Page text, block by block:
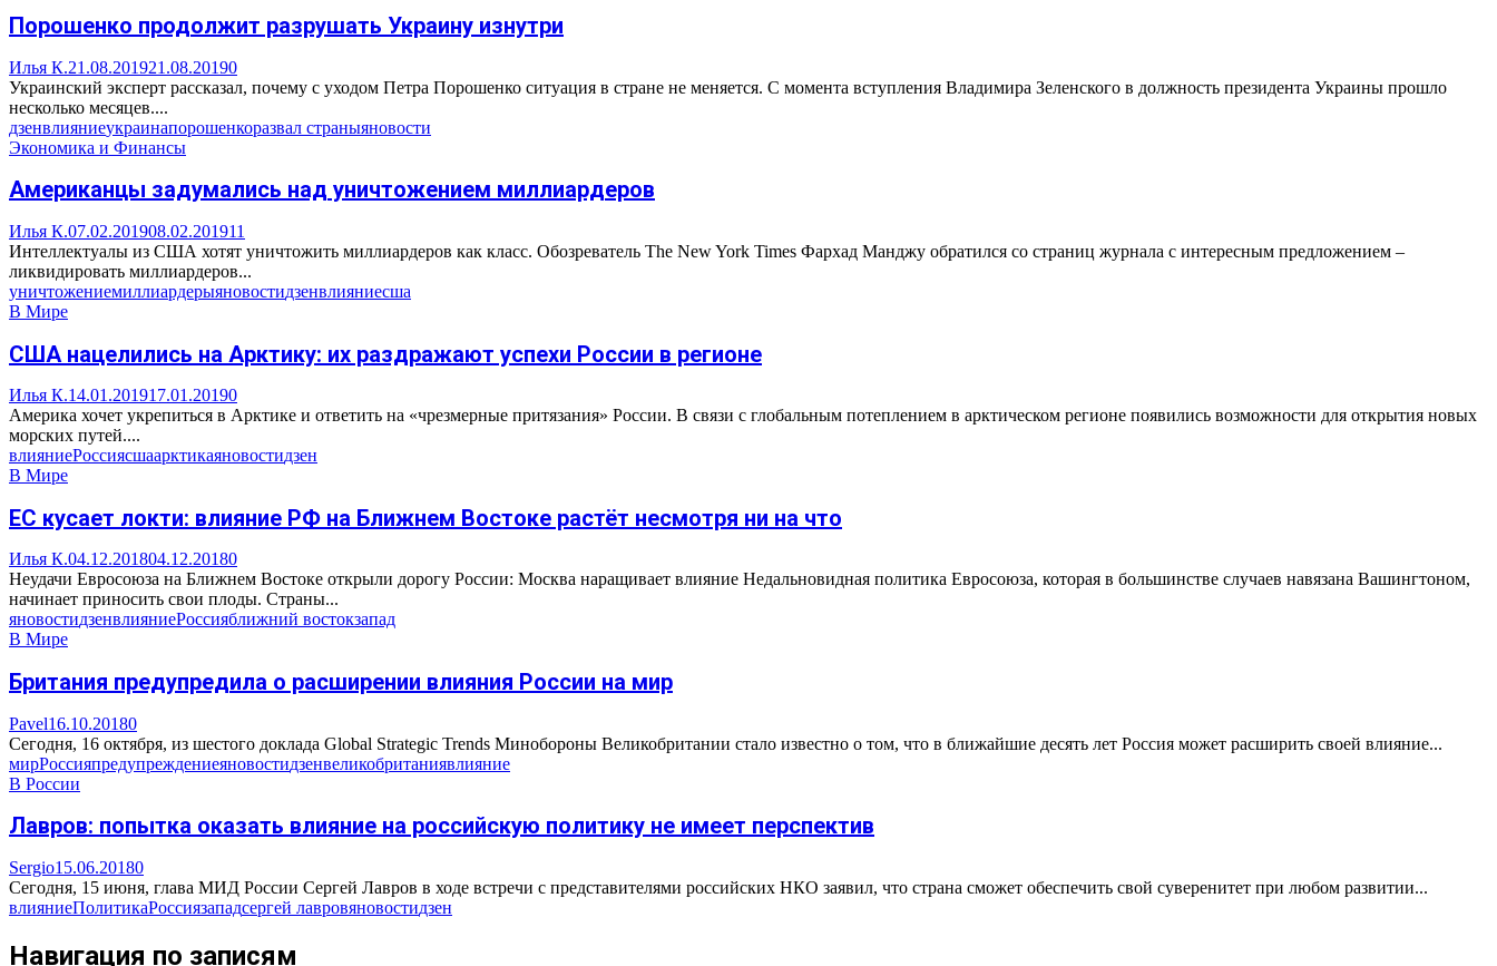
Порошенко продолжит разрушать Украину изнутри
Илья К.21.08.201921.08.20190
Украинский эксперт рассказал, почему с уходом Петра Порошенко ситуация в стране не меняется. С момента вступления Владимира Зеленского в должность президента Украины прошло
несколько месяцев....
дзенвлияниеукраинапорошенкоразвал страныяновости
Экономика и Финансы
Американцы задумались над уничтожением миллиардеров
Илья К.07.02.201908.02.201911
Интеллектуалы из США хотят уничтожить миллиардеров как класс. Обозреватель The New York Times Фархад Манджу обратился со страниц журнала с интересным предложением –
ликвидировать миллиардеров...
уничтожениемиллиардерыяновостидзенвлияниесша
В Мире
США нацелились на Арктику: их раздражают успехи России в регионе
Илья К.14.01.201917.01.20190
Америка хочет укрепиться в Арктике и ответить на «чрезмерные притязания» России. В связи с глобальным потеплением в арктическом регионе появились возможности для открытия новых
морских путей....
влияниеРоссиясшаарктикаяновостидзен
В Мире
ЕС кусает локти: влияние РФ на Ближнем Востоке растёт несмотря ни на что
Илья К.04.12.201804.12.20180
Неудачи Евросоюза на Ближнем Востоке открыли дорогу России: Москва наращивает влияние Недальновидная политика Евросоюза, которая в большинстве случаев навязана Вашингтоном,
начинает приносить свои плоды. Страны...
яновостидзенвлияниеРоссияближний востокзапад
В Мире
Британия предупредила о расширении влияния России на мир
Pavel16.10.20180
Сегодня, 16 октября, из шестого доклада Global Strategic Trends Минобороны Великобритании стало известно о том, что в ближайшие десять лет Россия может расширить своей влияние...
мирРоссияпредупреждениеяновостидзенвеликобританиявлияние
В России
Лавров: попытка оказать влияние на российскую политику не имеет перспектив
Sergio15.06.20180
Сегодня, 15 июня, глава МИД России Сергей Лавров в ходе встречи с представителями российских НКО заявил, что страна сможет обеспечить свой суверенитет при любом развитии...
влияниеПолитикаРоссиязападсергей лавровяновостидзен
Навигация по записям